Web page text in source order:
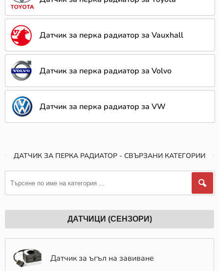
Датчик за перка радиатор за Vauxhall
Датчик за перка радиатор за Volvo
Датчик за перка радиатор за VW
ДАТЧИК ЗА ПЕРКА РАДИАТОР - СВЪРЗАНИ КАТЕГОРИИ
ДАТЧИЦИ (СЕНЗОРИ)
Датчик за ъгъл на завиване